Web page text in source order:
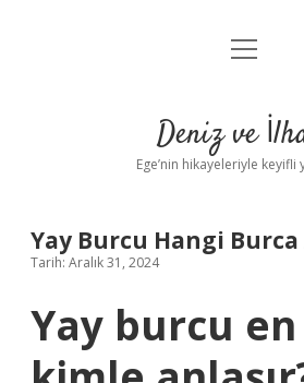
Anasayfa
Yasal Uyarı
menüyü
Deniz ve
Ege’nin hikayeleriyle keyifli
Yay Burcu Hangi
Tarih: Aralık 31, 2024
Yay burcu